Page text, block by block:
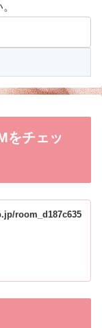
をチェッ
room_d187c635